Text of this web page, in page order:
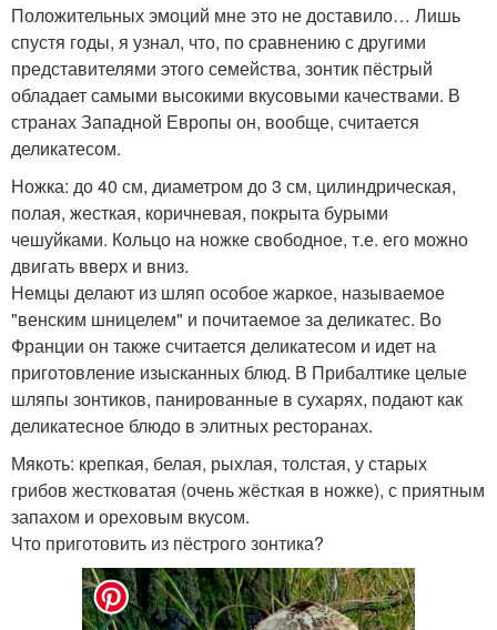
Положительных эмоций мне это не доставило… Лишь
спустя годы, я узнал, что, по сравнению с другими
представителями этого семейства, зонтик пёстрый
обладает самыми высокими вкусовыми качествами. В
странах Западной Европы он, вообще, считается
деликатесом.
Ножка: до 40 см, диаметром до 3 см, цилиндрическая,
полая, жесткая, коричневая, покрыта бурыми
чешуйками. Кольцо на ножке свободное, т.е. его можно
двигать вверх и вниз.
Немцы делают из шляп особое жаркое, называемое
"венским шницелем" и почитаемое за деликатес. Во
Франции он также считается деликатесом и идет на
приготовление изысканных блюд. В Прибалтике целые
шляпы зонтиков, панированные в сухарях, подают как
деликатесное блюдо в элитных ресторанах.
Мякоть: крепкая, белая, рыхлая, толстая, у старых
грибов жестковатая (очень жёсткая в ножке), с приятным
запахом и ореховым вкусом.
Что приготовить из пёстрого зонтика?